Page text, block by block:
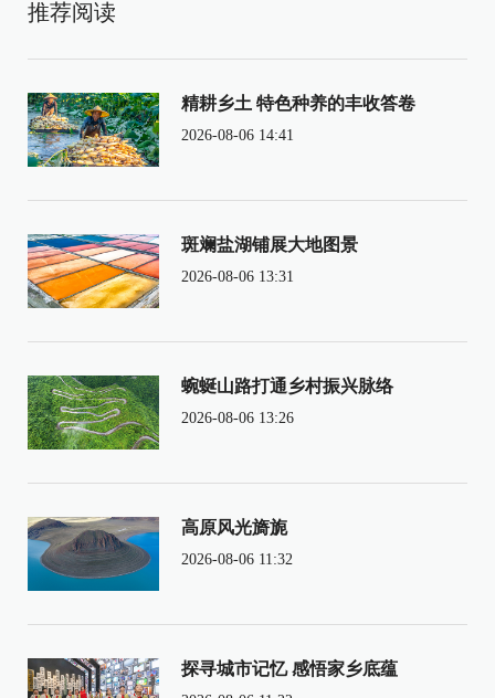
推荐阅读
精耕乡土 特色种养的丰收答卷
2026-08-06 14:41
斑斓盐湖铺展大地图景
2026-08-06 13:31
蜿蜒山路打通乡村振兴脉络
2026-08-06 13:26
高原风光旖旎
2026-08-06 11:32
探寻城市记忆 感悟家乡底蕴